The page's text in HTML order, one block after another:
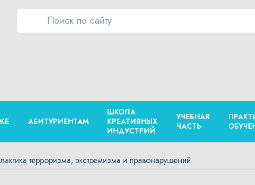
АБИТУРИЕНТАМ
ШКОЛА
КРЕАТИВНЫХ
ИНДУСТРИЙ
УЧЕБНАЯ
ЧАСТЬ
терроризма, экстремизма и правонарушений